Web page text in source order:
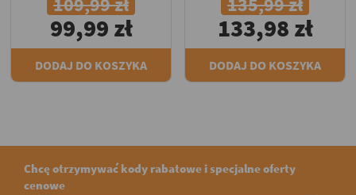
99,99 zł
DODAJ DO KOSZYKA
133,98 zł
DODAJ DO KOSZYKA
Chcę otrzymywać kody rabatowe i specjalne oferty
cenowe